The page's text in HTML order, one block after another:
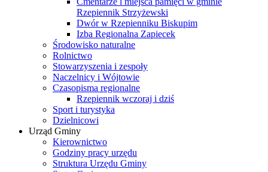
Rzepiennik Strzyżewski
Dwór w Rzepienniku Biskupim
Izba Regionalna Zapiecek
Środowisko naturalne
Rolnictwo
Stowarzyszenia i zespoły
Naczelnicy i Wójtowie
Czasopisma regionalne
Rzepiennik wczoraj i dziś
Sport i turystyka
Dzielnicowi
Urząd Gminy
Kierownictwo
Godziny pracy urzędu
Struktura Urzędu Gminy